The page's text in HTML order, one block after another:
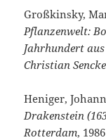
Großkinsky,
Pflanzenwelt:
Jahrhundert
Christian
Heniger,
Drakenstein
Rotterdam, 1986